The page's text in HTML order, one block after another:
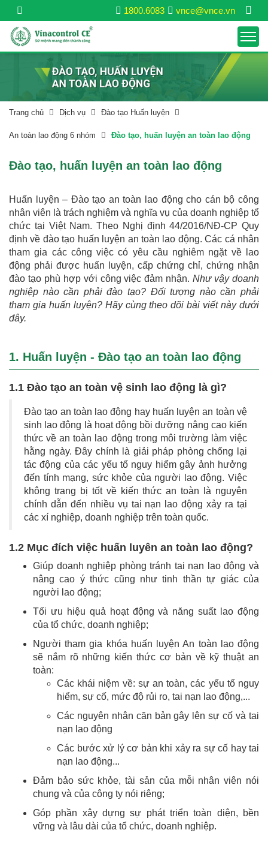
vnce@vnce.vn
1800.6083
Trang chủ Dịch vụ Đào tạo Huấn luyện
An toàn lao động 6 nhóm Đào tạo, huấn luyện an toàn lao động
Đào tạo, huấn luyện an toàn lao động
Huấn luyện – Đào tạo an toàn lao động cho cán bộ công
nhân viên là trách nghiệm và nghĩa vụ của doanh nghiệp tổ
chức tại Việt Nam. Theo Nghị định 44/2016/NĐ-CP Quy
định về đào tạo huấn luyện an toàn lao động. Các cá nhân
tham gia các công việc có yêu cầu nghiêm ngặt về lao
động phải được huấn luyện, cấp chứng chỉ, chứng nhận
đào tạo phù hợp với công việc đảm nhận.Như vậy doanh
nghiệp nào cần phải đào tạo? Đối tượng nào cần phải
tham gia huấn luyện? Hãy cùng theo dõi bài viết này dưới
đây.
1. Huấn luyện - Đào tạo an toàn lao động
1.1 Đào tạo an toàn vệ sinh lao động là gì?
Đào tạo an toàn lao động hay huấn luyện an toàn vệ
sinh lao động là hoạt động bồi dưỡng nâng cao kiến
thức về an toàn lao động trong môi trường làm việc
hằng ngày. Đây chính là giải pháp phòng chống lại
tác động của các yếu tố nguy hiểm gây ảnh hưởng
đến tính mạng, sức khỏe của người lao động. Việc
không trang bị tốt về kiến thức an toàn là nguyên
chính dẫn đến nhiều vụ tai nạn lao động xảy ra tại
các xí nghiệp, doanh nghiệp trên toàn quốc.
1.2 Mục đích việc huấn luyên an toàn lao động?
Giúp doanh nghiệp phòng tránh tai nạn lao động và
nâng cao ý thức cũng như tinh thần tự giác của
người lao động;
Tối ưu hiệu quả hoạt động và năng suất lao động
của tổ chức, doanh nghiệp;
Người tham gia khóa huấn luyện An toàn lao động
sẽ nắm rõ những kiến thức cơ bản về kỹ thuật an
toàn:
Các khái niệm về: sự an toàn, các yếu tố nguy
hiểm, sự cố, mức độ rủi ro, tai nạn lao động,...
Các nguyên nhân căn bản gây lên sự cố và tai
nạn lao động
Các bước xử lý cơ bản khi xảy ra sự cố hay tai
nạn lao động...
Đảm bảo sức khỏe, tài sản của mỗi nhân viên nói
chung và của công ty nói riêng;
Góp phần xây dựng sự phát triển toàn diện, bền
vững và lâu dài của tổ chức, doanh nghiệp.